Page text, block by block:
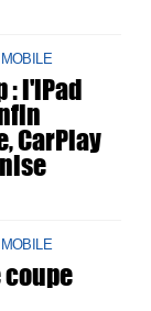
: l'iPad
CarPlay
coupe